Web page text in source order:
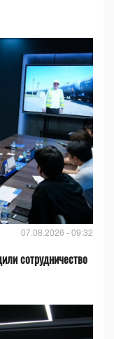
07.08.2026 - 09:32
сотрудничество